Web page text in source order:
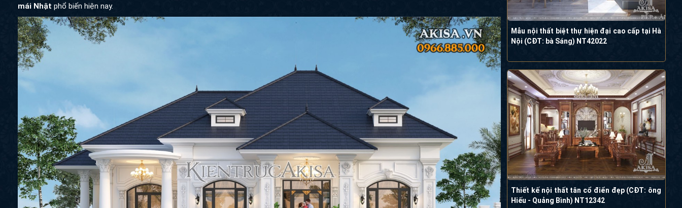
mái Nhật phổ biến hiện nay.
Mẫu nội thất biệt thự hiện đại cao cấp tại Hà
Nội (CĐT: bà Sáng) NT42022
Thiết kế nội thất tân cổ điển đẹp (CĐT: ông
Hiếu - Quảng Bình) NT12342